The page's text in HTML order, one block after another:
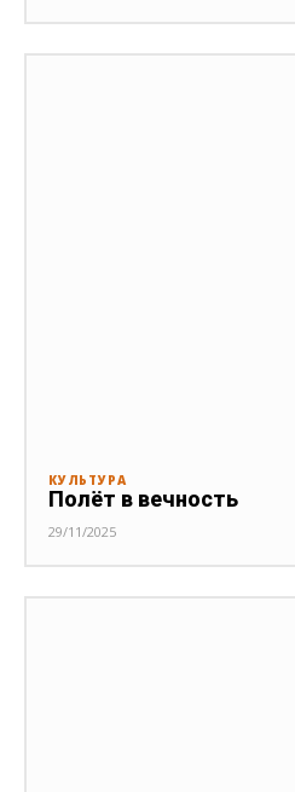
КУЛЬТУРА
Полёт в вечность
29/11/2025